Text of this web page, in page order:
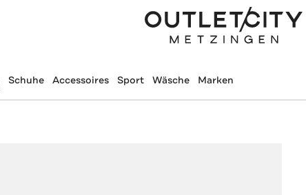
Schuhe Accessoires Sport Wäsche Marken